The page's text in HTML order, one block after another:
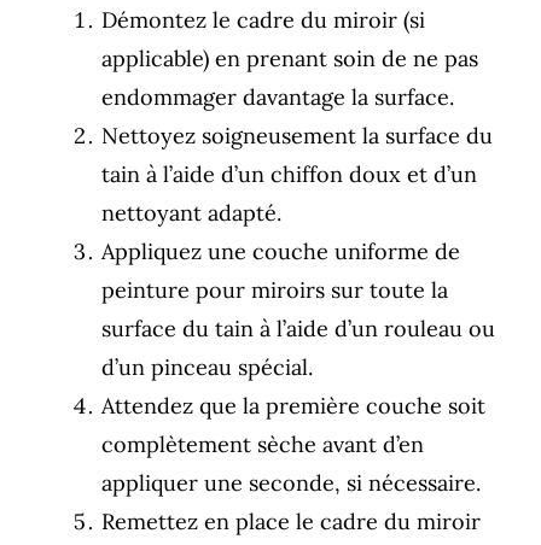
Démontez le cadre du miroir (si
applicable) en prenant soin de ne pas
endommager davantage la surface.
Nettoyez soigneusement la surface du
tain à l’aide d’un chiffon doux et d’un
nettoyant adapté.
Appliquez une couche uniforme de
peinture pour miroirs sur toute la
surface du tain à l’aide d’un rouleau ou
d’un pinceau spécial.
Attendez que la première couche soit
complètement sèche avant d’en
appliquer une seconde, si nécessaire.
Remettez en place le cadre du miroir